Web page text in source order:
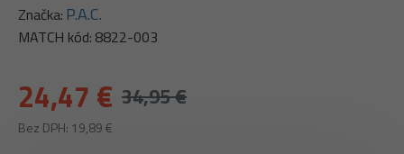
24,47 € 34,95 €
Bez DPH: 19,89 €
Značka: P.A.C.
MATCH kód: 8822-003